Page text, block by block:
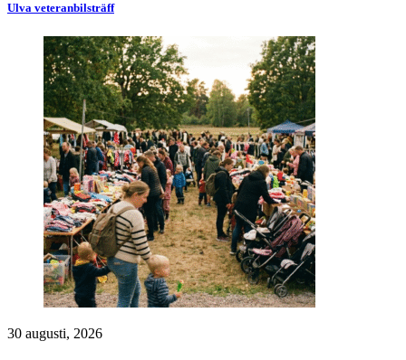
Ulva veteranbilsträff
30 augusti, 2026